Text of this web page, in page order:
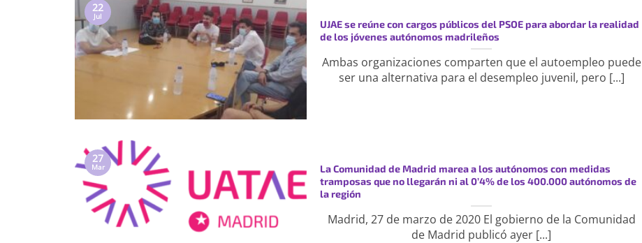
UJAE se reúne con cargos públicos del PSOE para abordar la realidad
de los jóvenes autónomos madrileños
Ambas organizaciones comparten que el autoempleo puede
ser una alternativa para el desempleo juvenil, pero [...]
22
Jul
La Comunidad de Madrid marea a los autónomos con medidas
tramposas que no llegarán ni al 0’4% de los 400.000 autónomos de
la región
Madrid, 27 de marzo de 2020 El gobierno de la Comunidad
de Madrid publicó ayer [...]
27
Mar